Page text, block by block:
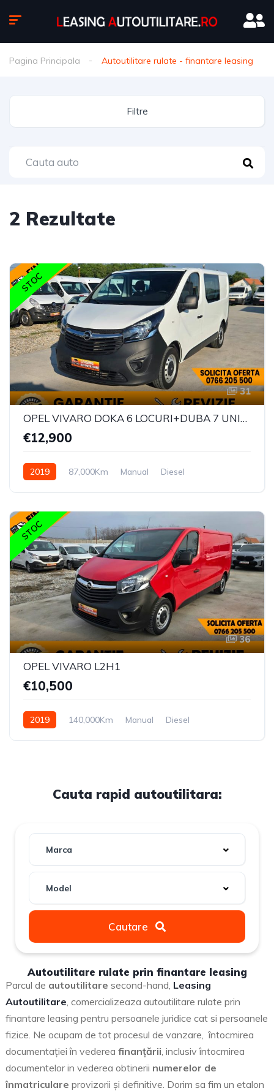
Pagina Principala Autoutilitare rulate - finantare leasing
Filtre
2 Rezultate
STOC
31
OPEL VIVARO DOKA 6 LOCURI+DUBA 7 UNITATI IN STOC
€12,900
2019 87,000Km Manual Diesel
STOC
36
OPEL VIVARO L2H1
€10,500
2019 140,000Km Manual Diesel
Cauta rapid autoutilitara:
Marca
Model
Cautare
Autoutilitare rulate prin finantare leasing
Parcul de autoutilitare second-hand, Leasing
Autoutilitare , comercializeaza autoutilitare rulate prin
finantare leasing pentru persoanele juridice cat si persoanele
fizice. Ne ocupam de tot procesul de vanzare, întocmirea
documentaţiei în vederea finanţării , inclusiv întocmirea
documentelor in vederea obtinerii numerelor de
înmatriculare provizorii şi definitive. Dorim sa fim un etalon